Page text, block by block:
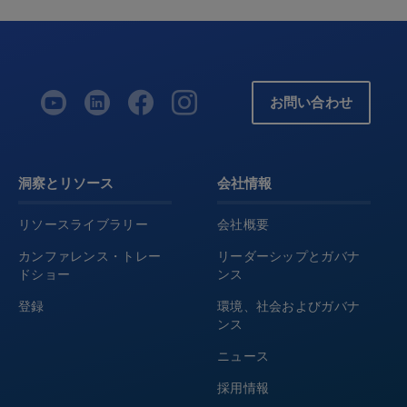
お問い合わせ
洞察とリソース
リソースライブラリー
カンファレンス・トレー
ドショー
登録
会社情報
会社概要
リーダーシップとガバナ
ンス
環境、社会およびガバナ
ンス
ニュース
採用情報